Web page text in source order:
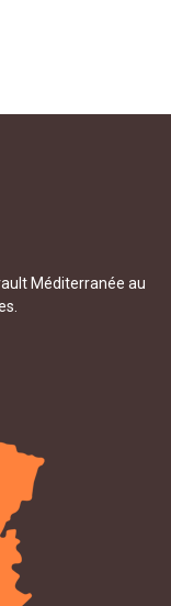
Méditerranée au